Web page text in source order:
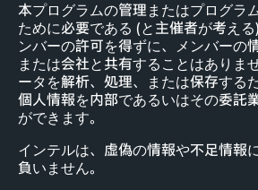
本プログラムの管理またはプログラ
ために必要である (と主催者が考え
ンバーの許可を得ずに、メンバーの
または会社と共有することはありま
ータを解析、処理、または保存する
個人情報を内部であるいはその委託
ができます。
インテルは、虚偽の情報や不足情報
負いません。